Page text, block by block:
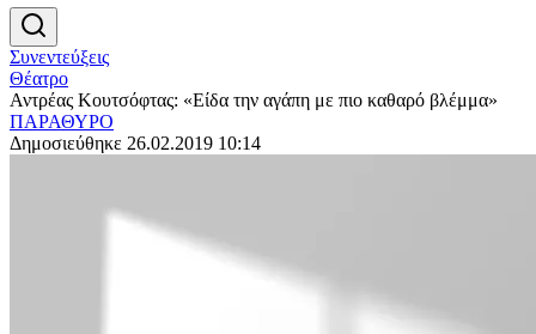
Συνεντεύξεις
Θέατρο
Αντρέας Κουτσόφτας: «Είδα την αγάπη με πιο καθαρό βλέμμα»
ΠΑΡΑΘΥΡΟ
Δημοσιεύθηκε 26.02.2019 10:14